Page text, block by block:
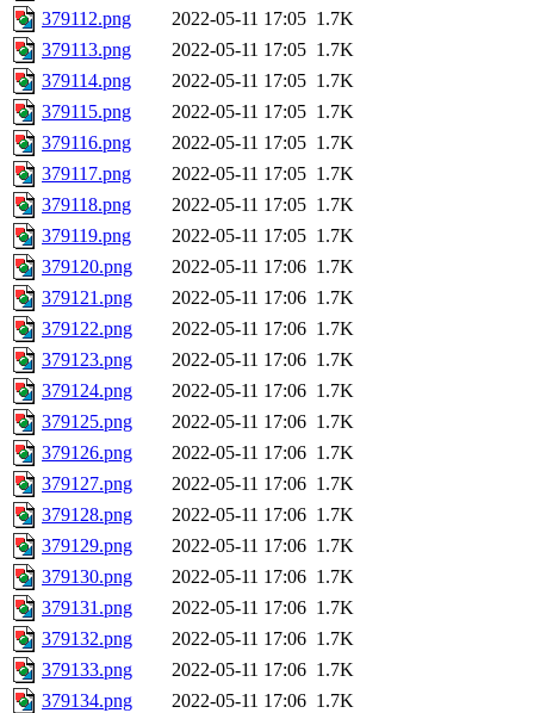
379112.png
2022-05-11 17:05 1.7K
379113.png
2022-05-11 17:05 1.7K
379114.png
2022-05-11 17:05 1.7K
379115.png
2022-05-11 17:05 1.7K
379116.png
2022-05-11 17:05 1.7K
379117.png
2022-05-11 17:05 1.7K
379118.png
2022-05-11 17:05 1.7K
379119.png
2022-05-11 17:05 1.7K
379120.png
2022-05-11 17:06 1.7K
379121.png
2022-05-11 17:06 1.7K
379122.png
2022-05-11 17:06 1.7K
379123.png
2022-05-11 17:06 1.7K
379124.png
2022-05-11 17:06 1.7K
379125.png
2022-05-11 17:06 1.7K
379126.png
2022-05-11 17:06 1.7K
379127.png
2022-05-11 17:06 1.7K
379128.png
2022-05-11 17:06 1.7K
379129.png
2022-05-11 17:06 1.7K
379130.png
2022-05-11 17:06 1.7K
379131.png
2022-05-11 17:06 1.7K
379132.png
2022-05-11 17:06 1.7K
379133.png
2022-05-11 17:06 1.7K
379134.png
2022-05-11 17:06 1.7K